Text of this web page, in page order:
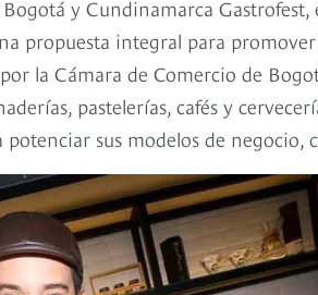
y Cundinamarca
propuesta integral para
la Cámara de Comercio de
pastelerías, cafés y
sus modelos de negocio,